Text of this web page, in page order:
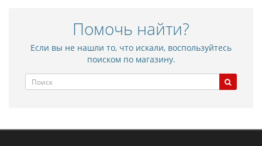
Помочь найти?
Если вы не нашли то, что искали, воспользуйтесь
поиском по магазину.